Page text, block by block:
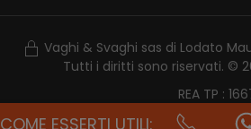
Vaghi & Svaghi sas di Lodato
Tutti i diritti sono riservati. ©
REA TP :
COME ESSERTI UTILI: